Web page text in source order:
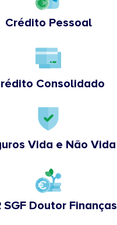
Crédito Pessoal
Consolidado
Vida e Não Vida
SGF Doutor Finanças